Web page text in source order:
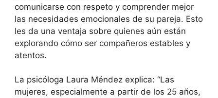
comunicarse con respeto y comprender mejor
las necesidades emocionales de su pareja. Esto
les da una ventaja sobre quienes aún están
explorando cómo ser compañeros estables y
atentos.
La psicóloga Laura Méndez explica: “Las
mujeres, especialmente a partir de los 25 años,